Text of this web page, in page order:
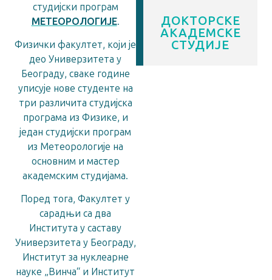
студијски програм
МЕТЕОРОЛОГИЈЕ.
Физички факултет, који је
део Универзитета у
Београду, сваке године
уписује нове студенте на
три различита студијска
програма из Физике, и
један студијски програм
из Метеорологије на
основним и мастер
академским студијама.
Поред тога, Факултет у
сарадњи са два
Института у саставу
Универзитета у Београду,
Институт за нуклеарне
науке „Винча“ и Институт
ДОКТОРСКЕ
АКАДЕМСКЕ
СТУДИЈЕ